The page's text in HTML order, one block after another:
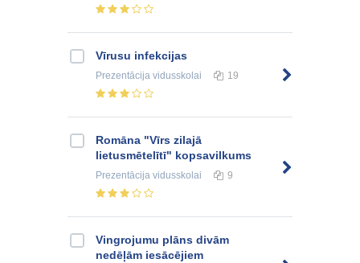
Vīrusu infekcijas
Prezentācija vidusskolai 19
Romāna "Vīrs zilajā
lietusmētelītī" kopsavilkums
Prezentācija vidusskolai 9
Vingrojumu plāns divām
nedēļām iesācējiem